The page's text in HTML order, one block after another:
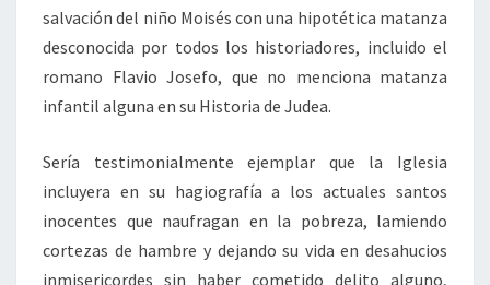
salvación del niño Moisés con una hipotética matanza
desconocida por todos los historiadores, incluido el
romano Flavio Josefo, que no menciona matanza
infantil alguna en su Historia de Judea.
Sería testimonialmente ejemplar que la Iglesia
incluyera en su hagiografía a los actuales santos
inocentes que naufragan en la pobreza, lamiendo
cortezas de hambre y dejando su vida en desahucios
inmisericordes sin haber cometido delito alguno,